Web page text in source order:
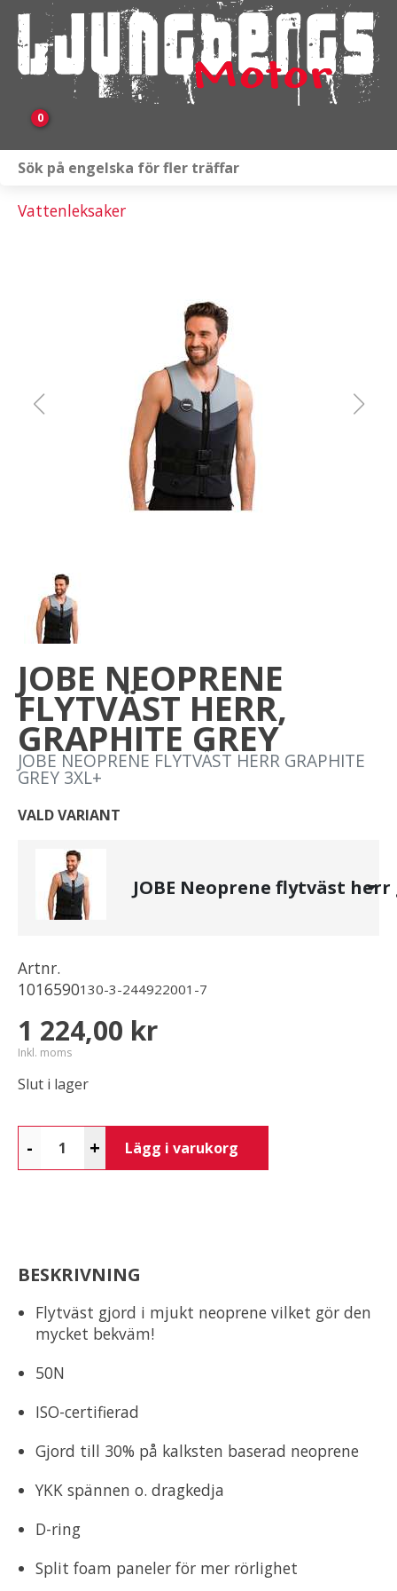
0
Släpvagnar & Skylift
Vattenleksaker
JOBE NEOPRENE
FLYTVÄST HERR,
GRAPHITE GREY
JOBE NEOPRENE FLYTVÄST HERR GRAPHITE
GREY 3XL+
VALD VARIANT
JOBE Neoprene flytväst
Artnr.
1016590130-3-244922001-7
1 224,00 kr
Inkl. moms
Slut i lager
- + Lägg i varukorg
BESKRIVNING
Flytväst gjord i mjukt neoprene vilket gör den
mycket bekväm!
50N
ISO-certifierad
Gjord till 30% på kalksten baserad neoprene
YKK spännen o. dragkedja
D-ring
Split foam paneler för mer rörlighet